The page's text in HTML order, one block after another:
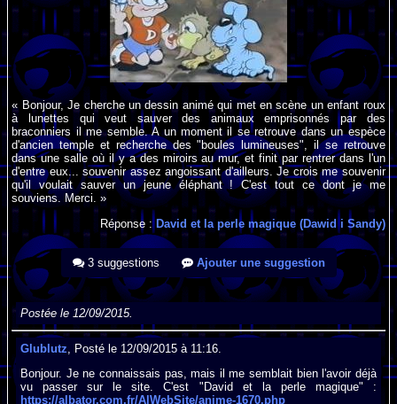
« Bonjour, Je cherche un dessin animé qui met en scène un enfant roux
à lunettes qui veut sauver des animaux emprisonnés par des
braconniers il me semble. A un moment il se retrouve dans un espèce
d'ancien temple et recherche des "boules lumineuses", il se retrouve
dans une salle où il y a des miroirs au mur, et finit par rentrer dans l'un
d'entre eux... souvenir assez angoissant d'ailleurs. Je crois me souvenir
qu'il voulait sauver un jeune éléphant ! C'est tout ce dont je me
souviens. Merci. »
Réponse :David et la perle magique (Dawid i Sandy)
3 suggestions Ajouter une suggestion
Postée le 12/09/2015.
Glublutz , Posté le 12/09/2015 à 11:16.
Bonjour. Je ne connaissais pas, mais il me semblait bien l'avoir déjà
vu passer sur le site. C'est "David et la perle magique" :
https://albator.com.fr/AlWebSite/anime-1670.php